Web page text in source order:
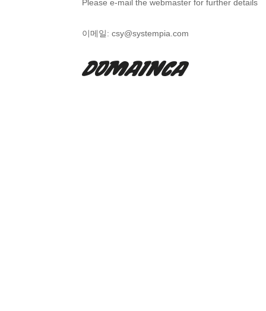
Please e-mail the webmaster for further details
이메일: csy@systempia.com